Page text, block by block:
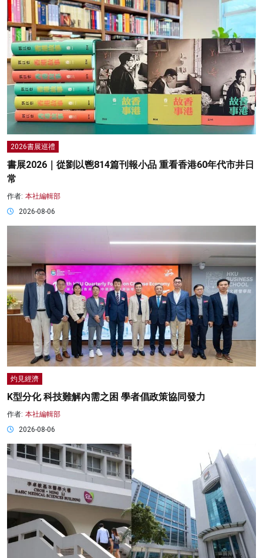
2026書展巡禮
書展2026｜從劉以鬯814篇刊報小品 重看香港60年代市井日
常
作者: 本社編輯部
2026-08-06
灼見經濟
K型分化 科技難解內需之困 學者倡政策協同發力
作者: 本社編輯部
2026-08-06